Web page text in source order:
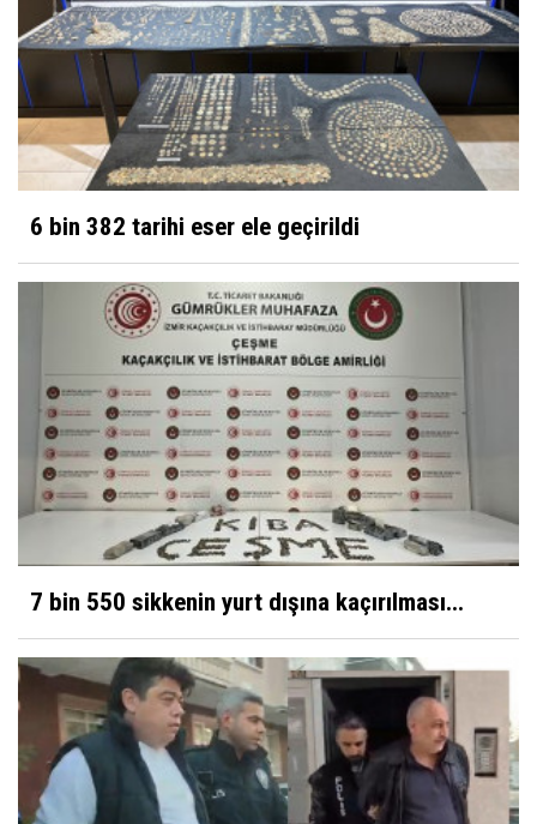
6 bin 382 tarihi eser ele geçirildi
7 bin 550 sikkenin yurt dışına kaçırılması...